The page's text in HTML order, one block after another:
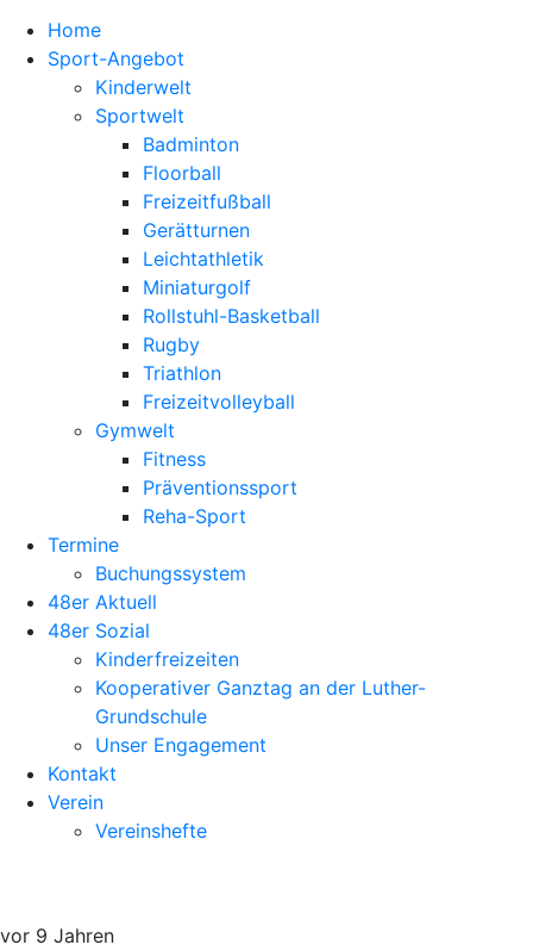
Home
Sport-Angebot
Kinderwelt
Sportwelt
Badminton
Floorball
Freizeitfußball
Gerätturnen
Leichtathletik
Miniaturgolf
Rollstuhl-Basketball
Rugby
Triathlon
Freizeitvolleyball
Gymwelt
Fitness
Präventionssport
Reha-Sport
Termine
Buchungssystem
48er Aktuell
48er Sozial
Kinderfreizeiten
Kooperativer Ganztag an der Luther-
Grundschule
Unser Engagement
Kontakt
Verein
Vereinshefte
vor 9 Jahren